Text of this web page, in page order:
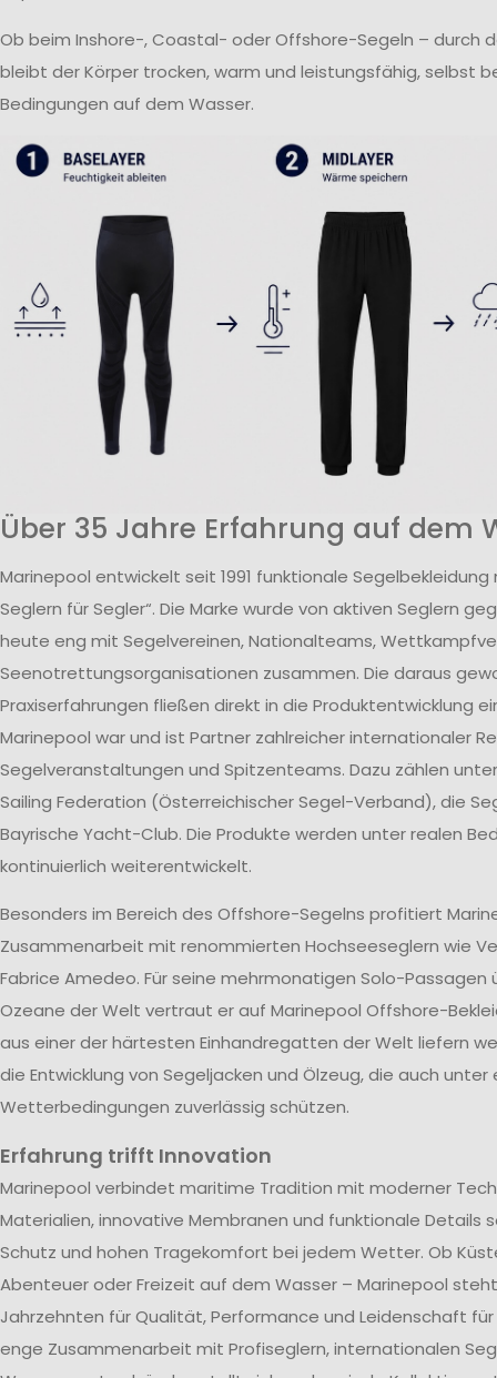
Ob beim Inshore-, Coastal- oder Offshore-Segeln – durch
bleibt der Körper trocken, warm und leistungsfähig, selbst
Bedingungen auf dem Wasser.
Über 35 Jahre Erfahrung auf dem
Marinepool entwickelt seit 1991 funktionale Segelbekleidung
Seglern für Segler“. Die Marke wurde von aktiven Seglern
heute eng mit Segelvereinen, Nationalteams,
Seenotrettungsorganisationen zusammen. Die daraus
Praxiserfahrungen fließen direkt in die Produktentwicklung
Marinepool war und ist Partner zahlreicher internationaler
Segelveranstaltungen und Spitzenteams. Dazu zählen
Sailing Federation (Österreichischer Segel-Verband), die
Bayrische Yacht-Club. Die Produkte werden unter realen
kontinuierlich weiterentwickelt.
Besonders im Bereich des Offshore-Segelns profitiert
Zusammenarbeit mit renommierten Hochseeseglern wie
Fabrice Amedeo. Für seine mehrmonatigen Solo-
Ozeane der Welt vertraut er auf Marinepool Offshore-
aus einer der härtesten Einhandregatten der Welt liefern
die Entwicklung von Segeljacken und Ölzeug, die auch
Wetterbedingungen zuverlässig schützen.
Erfahrung trifft Innovation
Marinepool verbindet maritime Tradition mit moderner
Materialien, innovative Membranen und funktionale Details
Schutz und hohen Tragekomfort bei jedem Wetter. Ob
Abenteuer oder Freizeit auf dem Wasser – Marinepool
Jahrzehnten für Qualität, Performance und Leidenschaft
enge Zusammenarbeit mit Profiseglern, internationalen